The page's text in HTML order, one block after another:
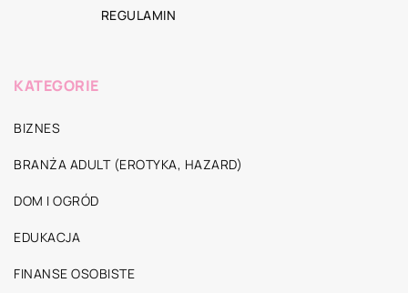
REGULAMIN
KATEGORIE
BIZNES
BRANŻA ADULT (EROTYKA, HAZARD)
DOM I OGRÓD
EDUKACJA
FINANSE OSOBISTE